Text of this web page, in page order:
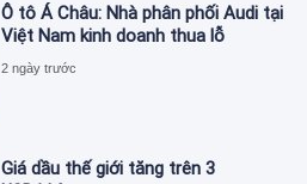
Ô tô Á Châu: Nhà phân phối Audi tại
Việt Nam kinh doanh thua lỗ
2 ngày trước
Giá dầu thế giới tăng trên 3